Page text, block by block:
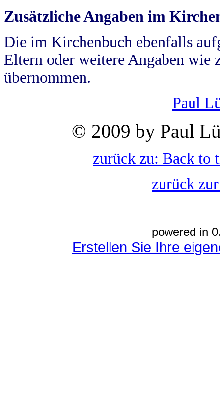
Zusätzliche Angaben im
Die im Kirchenbuch ebenfalls
Eltern oder weitere Angaben wie
übernommen.
Paul
© 2009 by Paul
zurück zu: Back to
zurück
powered in
Erstellen Sie Ihre